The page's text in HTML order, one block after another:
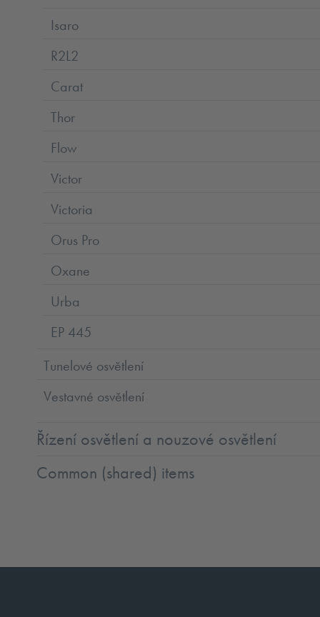
Isaro
R2L2
Carat
Thor
Flow
Victor
Victoria
Orus Pro
Oxane
Urba
EP 445
Tunelové osvětlení
Vestavné osvětlení
Řízení osvětlení a nouzové osvětlení
Common (shared) items